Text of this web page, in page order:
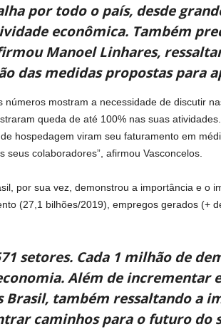
por todo o país, desde
econômica. Também
Manoel Linhares,
das medidas propostas para
mostram a necessidade de discutir
queda de até 100% nas suas
hospedagem viram seu faturamento em
colaboradores”, afirmou Vasconcelos.
por sua vez, demonstrou a importância e o
(27,1 bilhões/2019), empregos gerados (+
setores. Cada 1 milhão de
Além de incrementar
Brasil, também ressaltando a
caminhos para o futuro do